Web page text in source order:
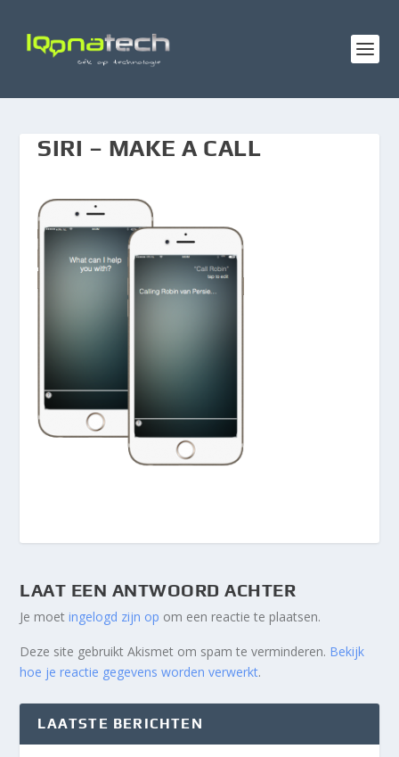
SIRI – MAKE A CALL
LAAT EEN ANTWOORD ACHTER
Je moetingelogd zijn op om een reactie te plaatsen.
Deze site gebruikt Akismet om spam te verminderen. Bekijk
hoe je reactie gegevens worden verwerkt.
LAATSTE BERICHTEN